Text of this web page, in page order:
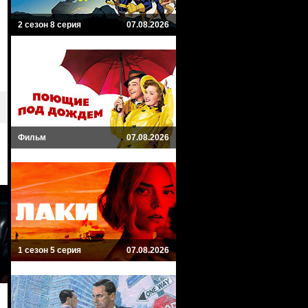
2 сезон 8 серия 07.08.2026
Фильм 07.08.2026
1 сезон 5 серия 07.08.2026